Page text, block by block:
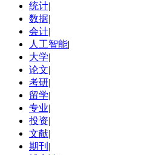
统计|
数据|
会计|
人工智能|
大学|
论文|
考研|
留学|
专业|
投资|
文献|
期刊 |